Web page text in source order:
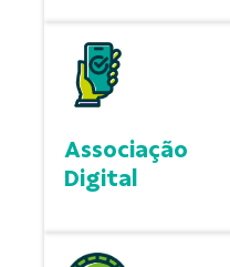
Associação
Digital